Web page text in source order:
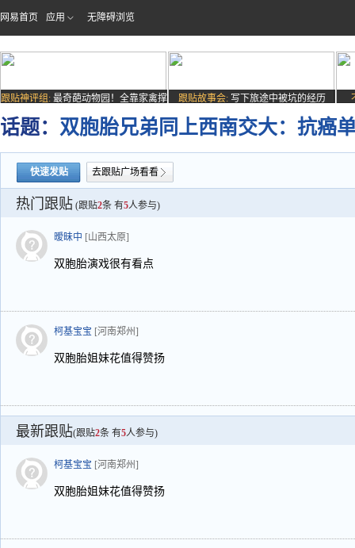
网易首页 应用 无障碍浏览
跟贴神评组: 最奇葩动物园！全靠家禽撑
场子
跟贴故事会: 写下旅途中被坑的经历
话题： 双胞胎兄弟同上西南交大：抗癌
快速发贴 去跟贴广场看看
热门跟贴 (跟贴2条 有5人参与)
暧昧中 [山西太原]
双胞胎演戏很有看点
柯基宝宝 [河南郑州]
双胞胎姐妹花值得赞扬
最新跟贴(跟贴2条 有5人参与)
柯基宝宝 [河南郑州]
双胞胎姐妹花值得赞扬